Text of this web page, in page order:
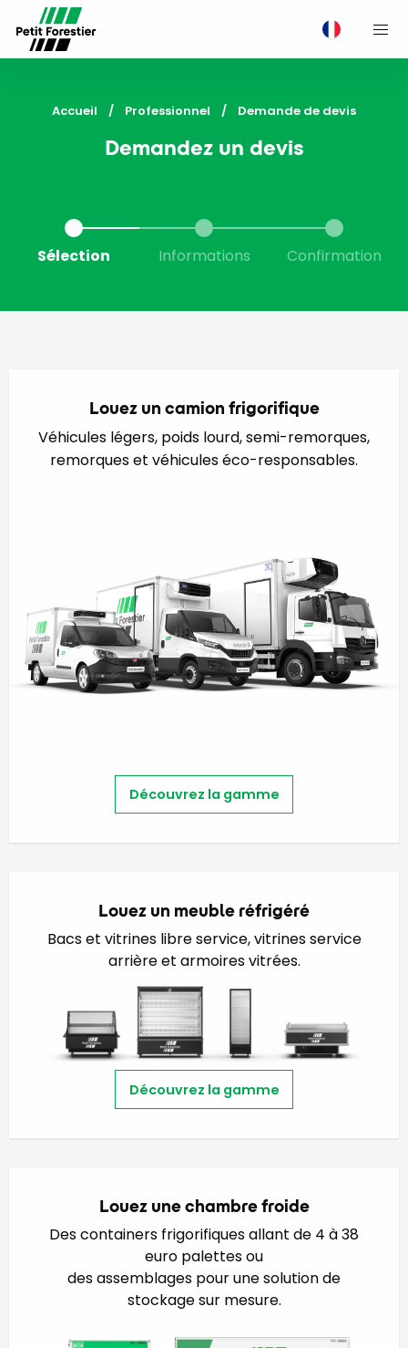
Accueil Professionnel Current:
Demande de devis
Demandez un devis
Sélection Informations Confirmation
Louez un camion frigorifique
Véhicules légers, poids lourd, semi-remorques,
remorques et véhicules éco-responsables.
Découvrez la gamme
Louez un meuble réfrigéré
Bacs et vitrines libre service, vitrines service
arrière et armoires vitrées.
Découvrez la gamme
Louez une chambre froide
Des containers frigorifiques allant de 4 à 38
euro palettes ou
des assemblages pour une solution de
stockage sur mesure.